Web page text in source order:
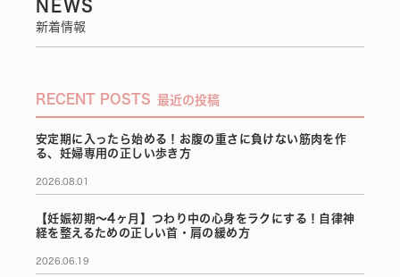
NEWS
新着情報
RECENT POSTS 最近の投稿
安定期に入ったら始める！お腹の重さに負けない筋肉を作
る、妊婦専用の正しい歩き方
2026.08.01
【妊娠初期〜4ヶ月】つわり中の心身をラクにする！自律神
経を整えるための正しい首・肩の緩め方
2026.06.19